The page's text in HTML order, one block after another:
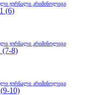
ჟურნალი კრიმინოლიგი
1 (6)
ჟურნალი კრიმინოლიგი
(7-8)
ჟურნალი კრიმინოლიგი
10)